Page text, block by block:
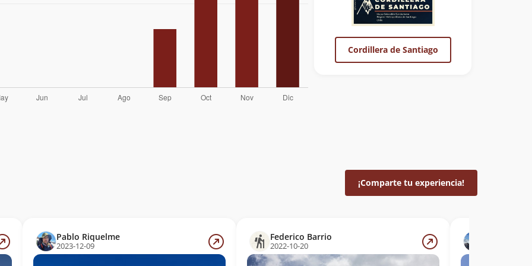
Cordillera de Santiago
¡Comparte tu experiencia!
Pablo Riquelme
2023-12-09
Federico Barrio
2022-10-20